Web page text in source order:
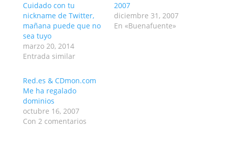
Cuidado con tu
nickname de Twitter,
mañana puede que no
sea tuyo
marzo 20, 2014
Entrada similar
2007
diciembre 31, 2007
En «Buenafuente»
Red.es & CDmon.com
Me ha regalado
dominios
octubre 16, 2007
Con 2 comentarios